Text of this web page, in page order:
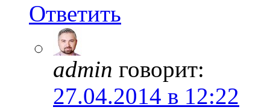
Ответить
admin говорит:
27.04.2014 в 12:22